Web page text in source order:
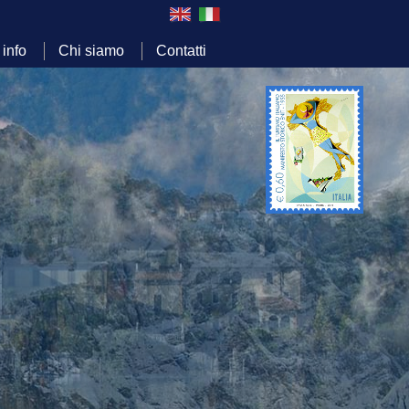
info Chi siamo Contatti